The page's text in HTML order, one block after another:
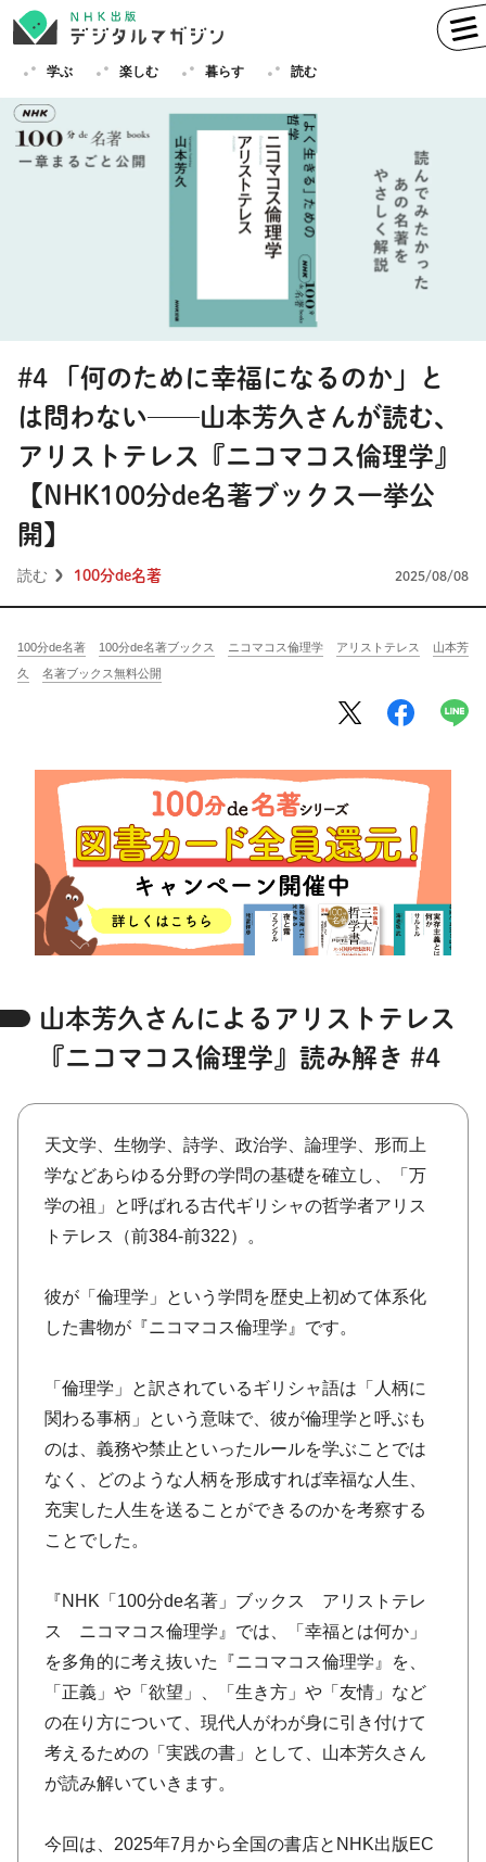
学ぶ 楽しむ 暮らす 読む
フランス語
イタリア語
ロシア語
その他
楽しむ 趣味 俳句 短歌 囲碁
将棋 その他
読む 教養 NHK出版新書
きょうの レシピ
その他
ABOUT
keyword
#4 「何のために幸福になるのか」と
は問わない──山本芳久さんが読む、
アリストテレス『ニコマコス倫理学』
【NHK100分de名著ブックス一挙公
開】
読む 100分de名著 2025/08/08
100分de名著 100分de名著ブックス ニコマコス倫理学 アリストテレス
山本芳
久
名著ブックス無料公開
山本芳久さんによるアリストテレス
『ニコマコス倫理学』読み解き #4
天文学、生物学、詩学、政治学、論理学、形而上
学などあらゆる分野の学問の基礎を確立し、「万
学の祖」と呼ばれる古代ギリシャの哲学者アリス
トテレス（前384-前322）。
彼が「倫理学」という学問を歴史上初めて体系化
した書物が『ニコマコス倫理学』です。
「倫理学」と訳されているギリシャ語は「人柄に
関わる事柄」という意味で、彼が倫理学と呼ぶも
のは、義務や禁止といったルールを学ぶことでは
なく、どのような人柄を形成すれば幸福な人生、
充実した人生を送ることができるのかを考察する
ことでした。
『NHK「100分de名著」ブックス アリストテレ
ス ニコマコス倫理学』では、「幸福とは何か」
を多角的に考え抜いた『ニコマコス倫理学』を、
「正義」や「欲望」、「生き方」や「友情」など
の在り方について、現代人がわが身に引き付けて
考えるための「実践の書」として、山本芳久さん
が読み解いていきます。
今回は、2025年7月から全国の書店とNHK出版EC